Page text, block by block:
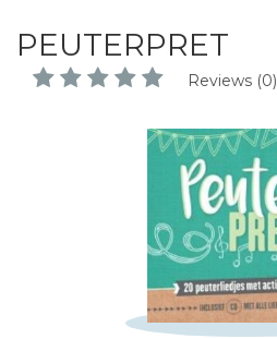
PEUTERPRET
Reviews (0)